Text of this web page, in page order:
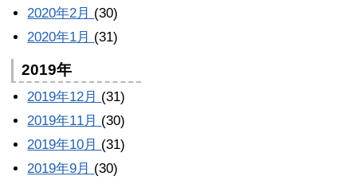
2020年2月 (30)
2020年1月 (31)
2019年
2019年12月 (31)
2019年11月 (30)
2019年10月 (31)
2019年9月 (30)